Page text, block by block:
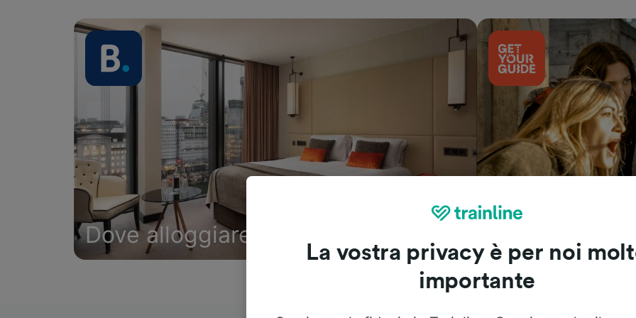
Dove alloggiare
La vostra privacy è per noi
importante